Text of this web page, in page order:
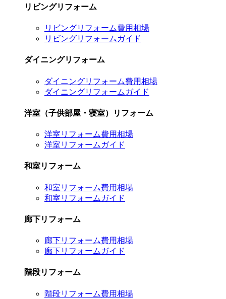
リビングリフォーム
リビングリフォーム費用相場
リビングリフォームガイド
ダイニングリフォーム
ダイニングリフォーム費用相場
ダイニングリフォームガイド
洋室（子供部屋・寝室）リフォーム
洋室リフォーム費用相場
洋室リフォームガイド
和室リフォーム
和室リフォーム費用相場
和室リフォームガイド
廊下リフォーム
廊下リフォーム費用相場
廊下リフォームガイド
階段リフォーム
階段リフォーム費用相場